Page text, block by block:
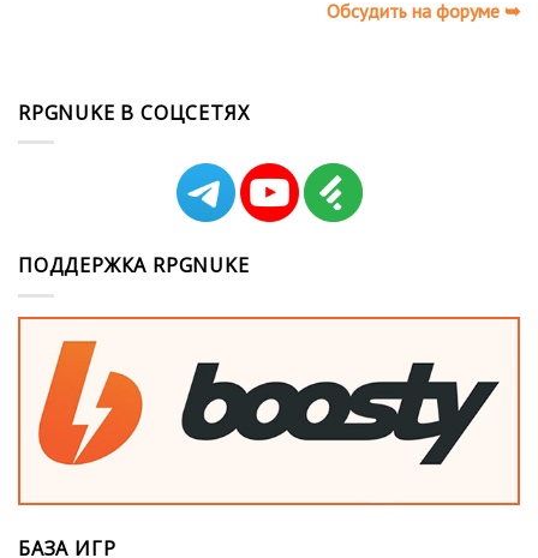
Обсудить на форуме ➥
RPGNUKE В СОЦСЕТЯХ
ПОДДЕРЖКА RPGNUKE
БАЗА ИГР